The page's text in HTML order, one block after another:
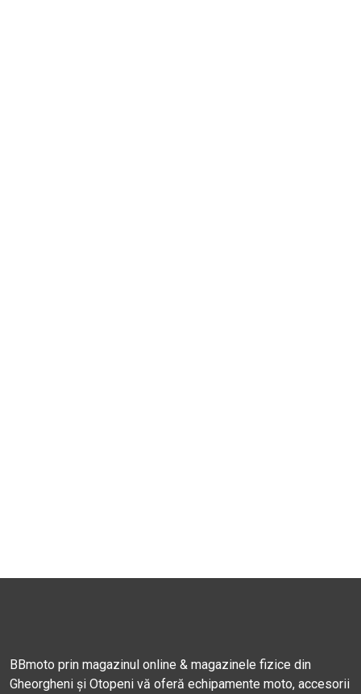
BBmoto prin magazinul online & magazinele fizice din
Gheorgheni și Otopeni vă oferă echipamente moto, accesorii